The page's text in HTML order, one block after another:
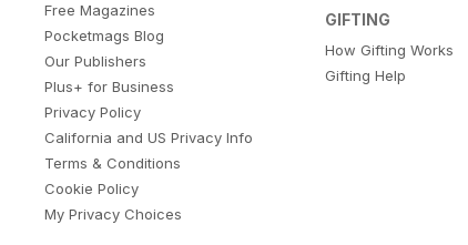
Free Magazines
Pocketmags Blog
Our Publishers
Plus+ for Business
Privacy Policy
California and US Privacy Info
Terms & Conditions
Cookie Policy
My Privacy Choices
GIFTING
How Gifting Works
Gifting Help